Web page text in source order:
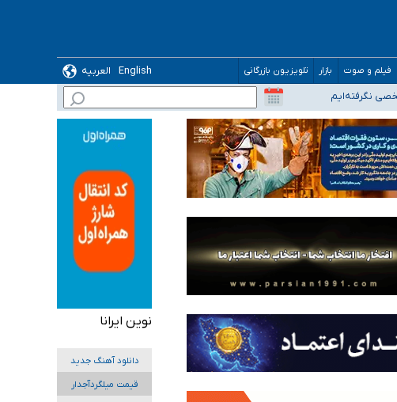
فیلم و صوت بازار تلویزیون بازرگانی English
العربیه
نوین ایرانا
دانلود آهنگ جدید
قیمت میلگردآجدار